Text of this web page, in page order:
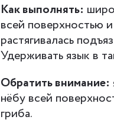
Как выполнять:
всей поверхностью
растягивалась
Удерживать язык в
Обратить внимание:
нёбу всей
гриба.